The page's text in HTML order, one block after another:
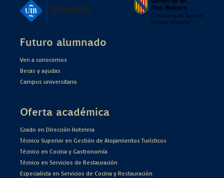
Futuro alumnado
Ven a conocernos
Becas y ayudas
Campus universitario
Oferta académica
Grado en Dirección Hotelera
Técnico Superior en Gestión de Alojamientos Turísticos
Técnico en Cocina y Gastronomía
Técnico en Servicios de Restauración
Especialista en Servicios de Cocina y Restauración